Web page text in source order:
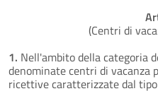
(Centri di
1. Nell'ambito della categoria
denominate centri di
ricettive caratterizzate dal